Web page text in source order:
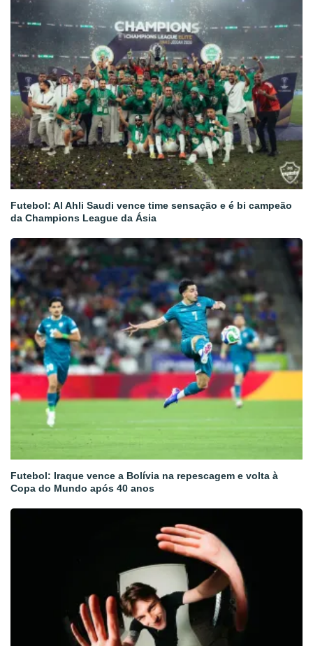
Futebol: Al Ahli Saudi vence time sensação e é bi campeão
da Champions League da Ásia
Futebol: Iraque vence a Bolívia na repescagem e volta à
Copa do Mundo após 40 anos